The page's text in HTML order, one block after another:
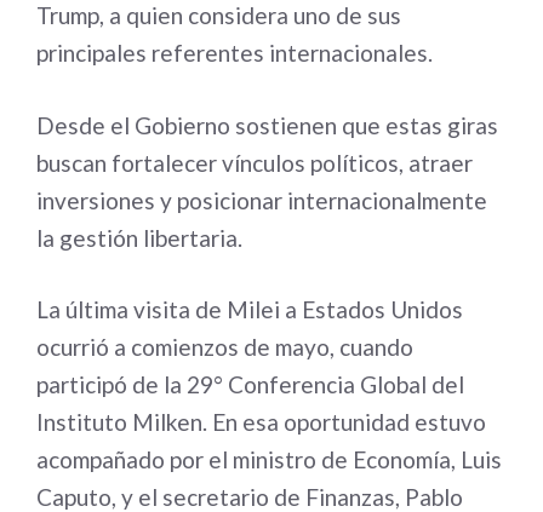
Trump, a quien considera uno de sus
principales referentes internacionales.
Desde el Gobierno sostienen que estas giras
buscan fortalecer vínculos políticos, atraer
inversiones y posicionar internacionalmente
la gestión libertaria.
La última visita de Milei a Estados Unidos
ocurrió a comienzos de mayo, cuando
participó de la 29° Conferencia Global del
Instituto Milken. En esa oportunidad estuvo
acompañado por el ministro de Economía, Luis
Caputo, y el secretario de Finanzas, Pablo